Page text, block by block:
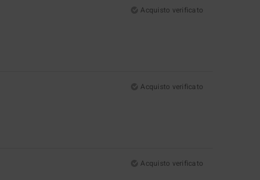
Acquisto verificato
Acquisto verificato
Acquisto verificato